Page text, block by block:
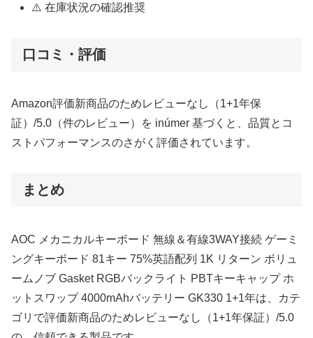
⚠️ 在庫状況の確認推奨
口コミ・評価
Amazon評価新商品のためレビューなし（1+1年保
証）/5.0（件のレビュー）を inúmer 基づくと、品質とコ
ストパフォーマンスのさがく評価されています。
まとめ
AOC メカニカルキーボード 無線＆有線3WAY接続 ゲーミ
ングキーボード 81キー 75%英語配列 1K リターン ボリュ
ームノブ Gasket RGBバックライト PBTキーキャップ ホ
ットスワップ 4000mAhバッテリー GK330 1+1年は、カテ
ゴリで評価新商品のためレビューなし（1+1年保証）/5.0